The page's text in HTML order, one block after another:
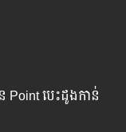
Point បេះដូងកាន់